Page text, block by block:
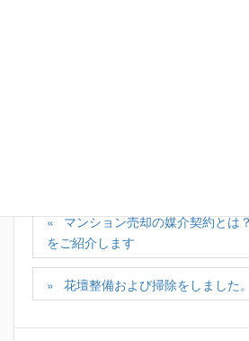
マンション売却の媒介契約とは
をご紹介します
花壇整備および掃除をしました。